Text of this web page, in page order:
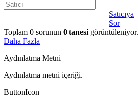
Satıcıya
Sor
Toplam 0 sorunun 0 tanesi görüntüleniyor.
Daha Fazla
Aydınlatma Metni
Aydınlatma metni içeriği.
ButtonIcon